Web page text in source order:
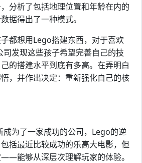
分析了包括地理位置和年龄在内的
据得出了一种模式。
都想用Lego搭建东西，对于喜欢
发现这些孩子希望完善自己的技
的搭建水平到底有多高。在弄明白
，并作出决定：重新强化自己的核
为了一家成功的公司，Lego的逆
括最近比较成功的乐高大电影，但
能够从深层次理解玩家的体验。